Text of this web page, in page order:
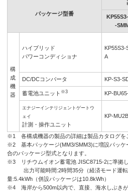
パッケージ型番
-
構
成
機
器
ハイブリッド
パワーコンディショナ
KP55S3-
A
DC/DCコンバータ KP-S3-
蓄電池ユニット ※3 KP-
エナジーインテリジェントゲートウ
ェイ
計測・操作ユニット
KP-
※1 各構成機器の製品の詳細は製品カタログを
※2 基本パッケージ(MM3/SMM3)に増設パッケ
合のパッケージ型式となります。
※3 リチウムイオン蓄電池 JISC8715-2に準拠し
出力可能時間:2時間35分（経済モード運
量:5.4kWh（併設パッケージは10.8kWh）
※4 海岸から500m以内で、直接、海水しぶきが